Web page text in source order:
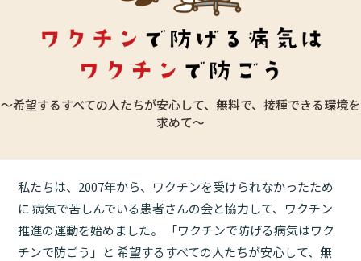
～希望するすべての人たちが安心して、無料で、接種できる環境を
求めて～
私たちは、2007年から、ワクチンを受けられなかったため
に病気で苦しんでいる患者さんの会と協力して、ワクチン
推進の運動を始めました。
「ワクチンで防げる病気はワク
チンで防ごう」と 希望するすべての人たちが安心して、無